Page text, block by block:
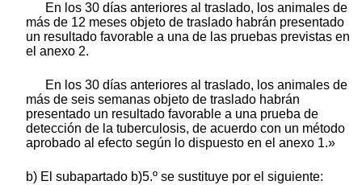
En los 30 días anteriores al traslado, los animales de
más de 12 meses objeto de traslado habrán presentado
un resultado favorable a una de las pruebas previstas en
el anexo 2.
En los 30 días anteriores al traslado, los animales de
más de seis semanas objeto de traslado habrán
presentado un resultado favorable a una prueba de
detección de la tuberculosis, de acuerdo con un método
aprobado al efecto según lo dispuesto en el anexo 1.»
b) El subapartado b)5.º se sustituye por el siguiente: